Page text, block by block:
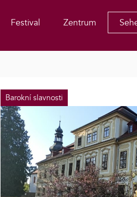
Festival Zentrum
Barokní slavnosti